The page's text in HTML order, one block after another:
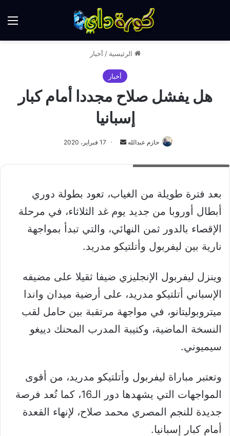
الرئيسية / أخبار
أخبار
هل يفشل صلاح مجددا أمام كبار
إسبانيا
حازم عبدالله
أرسل
إلكترونيا
17 فبراير، 2020
بعد فترة طويلة من الغياب، تعود بطولة دوري
أبطال أوروبا من جديد يوم غد الثلاثاء، في مرحلة
الإقصاء بالدور ثمن النهائي، والتي تبدأ بمواجهة
نارية بين ليفربول وأتلتيكو مدريد.
وينزل ليفربول الإنجليزي ضيفا ثقيلا على مضيفه
الإسباني أتلتيكو مدريد، على أرضية ميدان واندا
ميتروبوليتانو، في مواجهة مرتقبة بين حامل لقب
النسخة الماضية، وكتيبة المدرب المحنك دييغو
سيميوني.
وتعتبر مباراة ليفربول وأتلتيكو مدريد، من أقوى
المواجهات التي يشهدها دور الـ16، كما تُعد فرصة
جديدة للنجم المصري محمد صلاح، لإنهاء القعدة
أمام كبار إسبانيا.